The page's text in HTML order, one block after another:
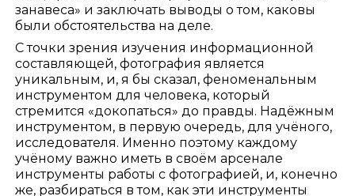
занавеса» и заключать выводы о том, каковы
были обстоятельства на деле.
С точки зрения изучения информационной
составляющей, фотография является
уникальным, и, я бы сказал, феноменальным
инструментом для человека, который
стремится «докопаться» до правды. Надёжным
инструментом, в первую очередь, для учёного,
исследователя. Именно поэтому каждому
учёному важно иметь в своём арсенале
инструменты работы с фотографией, и, конечно
же, разбираться в том, как эти инструменты